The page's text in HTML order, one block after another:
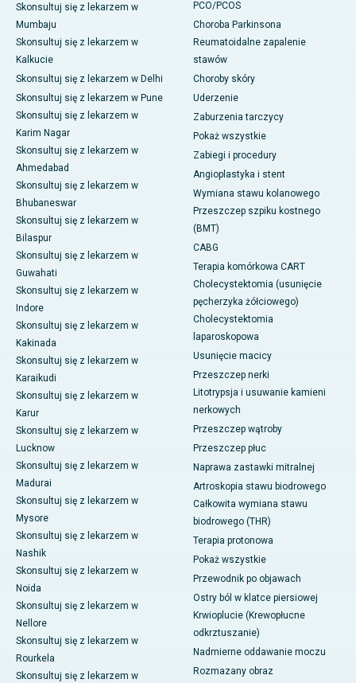
Skonsultuj się z lekarzem w
Mumbaju
Skonsultuj się z lekarzem w
Kalkucie
Skonsultuj się z lekarzem w Delhi
Skonsultuj się z lekarzem w Pune
Skonsultuj się z lekarzem w
Karim Nagar
Skonsultuj się z lekarzem w
Ahmedabad
Skonsultuj się z lekarzem w
Bhubaneswar
Skonsultuj się z lekarzem w
Bilaspur
Skonsultuj się z lekarzem w
Guwahati
Skonsultuj się z lekarzem w
Indore
Skonsultuj się z lekarzem w
Kakinada
Skonsultuj się z lekarzem w
Karaikudi
Skonsultuj się z lekarzem w
Karur
Skonsultuj się z lekarzem w
Lucknow
Skonsultuj się z lekarzem w
Madurai
Skonsultuj się z lekarzem w
Mysore
Skonsultuj się z lekarzem w
Nashik
Skonsultuj się z lekarzem w
Noida
Skonsultuj się z lekarzem w
Nellore
Skonsultuj się z lekarzem w
Rourkela
Skonsultuj się z lekarzem w
PCO/PCOS
Choroba Parkinsona
Reumatoidalne zapalenie
stawów
Choroby skóry
Uderzenie
Zaburzenia tarczycy
Pokaż wszystkie
Zabiegi i procedury
Angioplastyka i stent
Wymiana stawu kolanowego
Przeszczep szpiku kostnego
(BMT)
CABG
Terapia komórkowa CART
Cholecystektomia (usunięcie
pęcherzyka żółciowego)
Cholecystektomia
laparoskopowa
Usunięcie macicy
Przeszczep nerki
Litotrypsja i usuwanie kamieni
nerkowych
Przeszczep wątroby
Przeszczep płuc
Naprawa zastawki mitralnej
Artroskopia stawu biodrowego
Całkowita wymiana stawu
biodrowego (THR)
Terapia protonowa
Pokaż wszystkie
Przewodnik po objawach
Ostry ból w klatce piersiowej
Krwioplucie (Krewopłucne
odkrztuszanie)
Nadmierne oddawanie moczu
Rozmazany obraz